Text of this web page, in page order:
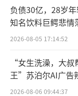
利洁时产
毒液，从清洁
奶粉。
公司会出
注于强势品牌
负债30亿，28岁年
知名饮料巨鳄悲情
2026-08-05 17:14:52
“女生洗澡，大
王”苏泊尔AI广告
2026-08-06 09:44:37